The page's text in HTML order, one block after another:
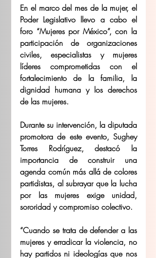
En el marco del mes de la mujer, el
Poder Legislativo llevo a cabo el
foro “Mujeres por México”, con la
participación de organizaciones
civiles, especialistas y mujeres
líderes comprometidas con el
fortalecimiento de la familia, la
dignidad humana y los derechos
de las mujeres.
Durante su intervención, la diputada
promotora de este evento, Sughey
Torres Rodríguez, destacó la
importancia de construir una
agenda común más allá de colores
partidistas, al subrayar que la lucha
por las mujeres exige unidad,
“Cuando se trata de defender a las
mujeres y erradicar la violencia, no
hay partidos ni ideologías que nos